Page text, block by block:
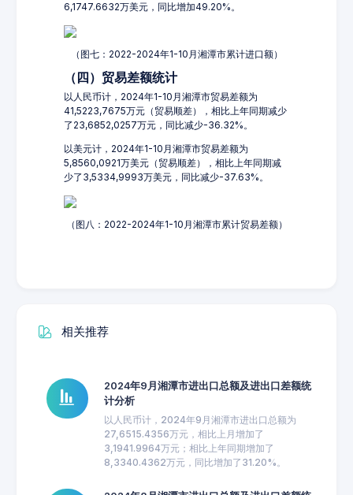
6,1747.6632万美元，同比增加49.20%。
（图七：2022-2024年1-10月湘潭市累计进口额）
（四）贸易差额统计
以人民币计，2024年1-10月湘潭市贸易差额为
41,5223,7675万元（贸易顺差），相比上年同期减少
了23,6852,0257万元，同比减少-36.32%。
以美元计，2024年1-10月湘潭市贸易差额为
5,8560,0921万美元（贸易顺差），相比上年同期减
少了3,5334,9993万美元，同比减少-37.63%。
（图八：2022-2024年1-10月湘潭市累计贸易差额）
相关推荐
2024年9月湘潭市进出口总额及进出口差额统
计分析
以人民币计，2024年9月湘潭市进出口总额为
27,6515.4356万元，相比上月增加了
3,1941.9964万元；相比上年同期增加了
8,3340.4362万元，同比增加了31.20%。